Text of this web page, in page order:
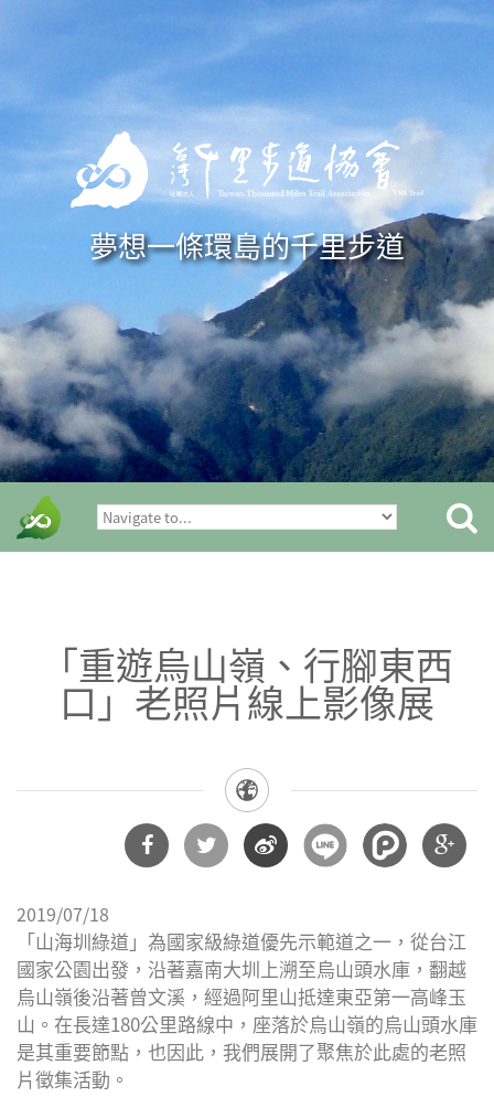
夢想一條環島的千里步道
「重遊烏山嶺、行腳東西
口」老照片線上影像展
到
Facebook
到
Twitter
到微
博
到
Google
Plus
2019/07/18
「山海圳綠道」為國家級綠道優先示範道之一，從台江
國家公園出發，沿著嘉南大圳上溯至烏山頭水庫，翻越
烏山嶺後沿著曾文溪，經過阿里山抵達東亞第一高峰玉
山。在長達180公里路線中，座落於烏山嶺的烏山頭水庫
是其重要節點，也因此，我們展開了聚焦於此處的老照
片徵集活動。